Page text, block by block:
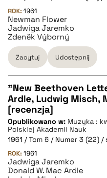
BIBTEX
pobierz cytat
ROK: 1961
Newman Flower
Jadwiga Jaremko
Zdeněk Výborný
Zacytuj Udostępnij
CZYSTY TEKST
pobierz cytat
BIBTEX
"New Beethoven
Ardle, Ludwig Misch,
[recenzja]
Opublikowano w: Muzyka :
Polskiej Akademii Nauk
1961 / Tom 6 / Numer 3 (22) /
ROK: 1961
Jadwiga Jaremko
Donald W. Mac Ardle